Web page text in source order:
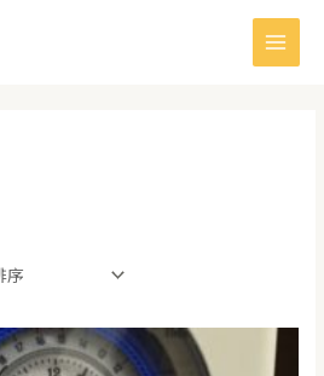
Main
Menu